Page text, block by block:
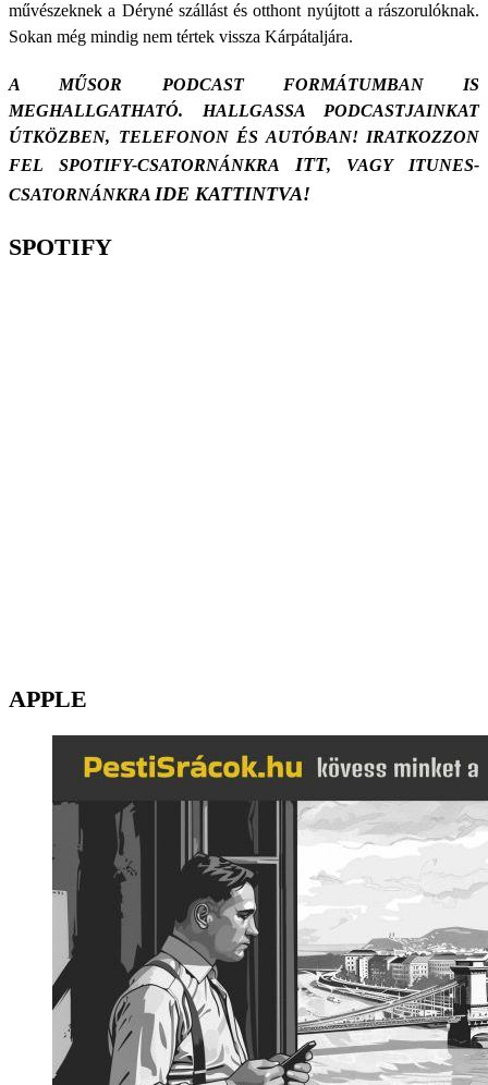
művészeknek a Déryné szállást és otthont nyújtott a rászorulóknak.
Sokan még mindig nem tértek vissza Kárpátaljára.
A MŰSOR PODCAST FORMÁTUMBAN IS
MEGHALLGATHATÓ. HALLGASSA PODCASTJAINKAT
ÚTKÖZBEN, TELEFONON ÉS AUTÓBAN! IRATKOZZON
FEL SPOTIFY-CSATORNÁNKRA ITT, VAGY ITUNES-
CSATORNÁNKRA IDE KATTINTVA!
SPOTIFY
APPLE